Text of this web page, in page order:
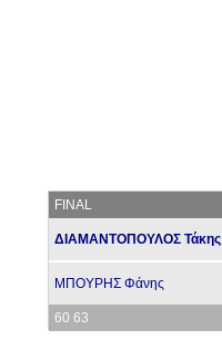
FINAL
ΔΙΑΜΑΝΤΟΠΟΥΛΟΣ Τάκης
ΜΠΟΥΡΗΣ Φάνης
60 63